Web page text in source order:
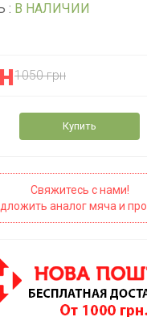
: В НАЛИЧИИ
1050 грн
Купить
Свяжитесь с нами!
аналог мяча и